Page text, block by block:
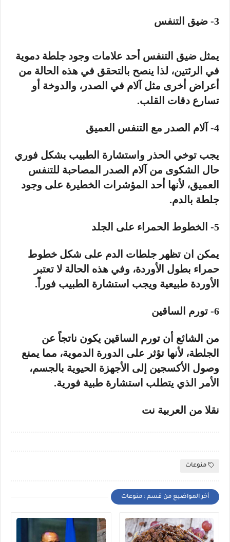
3- ضيق التنفس
يمثل ضيق التنفس أحد علامات وجود جلطة دموية
في الرئتين، لذا ينصح بالتحقق في هذه الحالة من
أعراض أخرى مثل آلام في الصدر، والدوخة أو
تسارع دقات القلب.
4- آلام الصدر مع التنفس العميق
يجب توخي الحذر واستشارة الطبيب بشكل فوري
حال الشكوى من آلام الصدر المصاحبة للتنفس
العميق، لأنها أحد المؤشرات الخطيرة على وجود
جلطة بالدم.
5- الخطوط الحمراء على الجلد
يمكن ان تظهر جلطات الدم على شكل خطوط
حمراء بطول الأوردة، وفي هذه الحالة لا تعتبر
الأوردة طبيعية ويجب استشارة الطبيب فوراً.
6- تورم الساقين
من الشائع أن تورم الساقين يكون ناتجاً عن
الجلطة، لأنها تؤثر على الدورة الدموية، مما يمنع
وصول الأكسجين إلى الأجهزة الحيوية بالجسم،
الأمر الذي يتطلب استشارة طبية فورية.
نقلا من العربية نت
منوعات
أخر المواضيع من قسم : منوعات